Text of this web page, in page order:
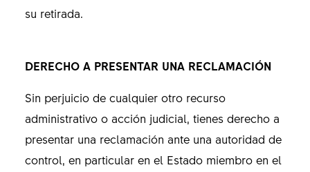
su retirada.
DERECHO A PRESENTAR UNA RECLAMACIÓN
Sin perjuicio de cualquier otro recurso
administrativo o acción judicial, tienes derecho a
presentar una reclamación ante una autoridad de
control, en particular en el Estado miembro en el